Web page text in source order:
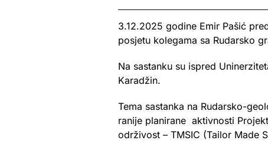
3.12.2025 godine Emir Pašić
posjetu kolegama sa Rudarsko
Na sastanku su ispred
Karadžin.
Tema sastanka na Rudarsko-
ranije planirane aktivnosti
održivost – TMSIC (Tailor Made